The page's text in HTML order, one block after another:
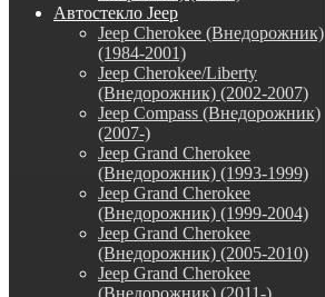
Автостекло Jeep
Jeep Cherokee (Внедорожник)
(1984-2001)
Jeep Cherokee/Liberty
(Внедорожник) (2002-2007)
Jeep Compass (Внедорожник)
(2007-)
Jeep Grand Cherokee
(Внедорожник) (1993-1999)
Jeep Grand Cherokee
(Внедорожник) (1999-2004)
Jeep Grand Cherokee
(Внедорожник) (2005-2010)
Jeep Grand Cherokee
(Внедорожник) (2011-)